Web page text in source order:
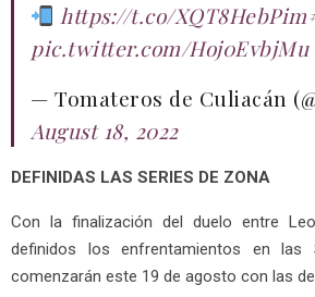
https://t.co/XQT8HebPim
pic.twitter.com/Hoj0EvbjMu
— Tomateros de Culiacán
August 18, 2022
DEFINIDAS LAS SERIES DE ZONA
Con la finalización del duelo entre
definidos los enfrentamientos en las
comenzarán este 19 de agosto con las